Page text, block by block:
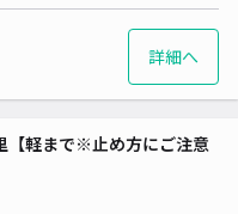
詳細へ
【軽まで※止め方にご注意